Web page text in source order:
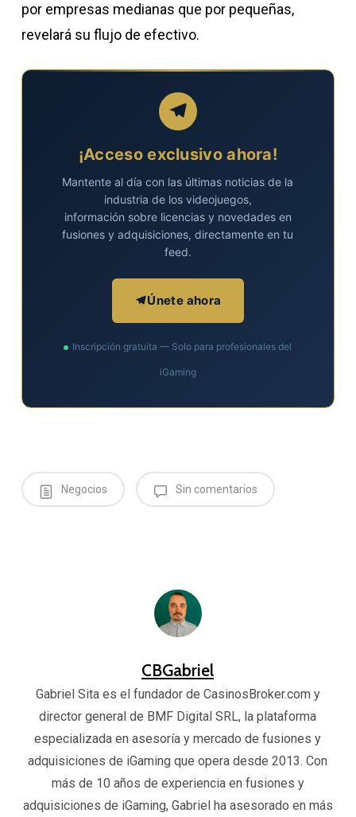
por empresas medianas que por pequeñas,
revelará su flujo de efectivo.
¡Acceso exclusivo ahora!
Mantente al día con las últimas noticias de la
industria de los videojuegos,
información sobre licencias y novedades en
fusiones y adquisiciones, directamente en tu
feed.
Únete ahora
Inscripción gratuita — Solo para profesionales del
iGaming
Negocios Sin comentarios
CBGabriel
Gabriel Sita es el fundador de CasinosBroker.com y
director general de BMF Digital SRL, la plataforma
especializada en asesoría y mercado de fusiones y
adquisiciones de iGaming que opera desde 2013. Con
más de 10 años de experiencia en fusiones y
adquisiciones de iGaming, Gabriel ha asesorado en más